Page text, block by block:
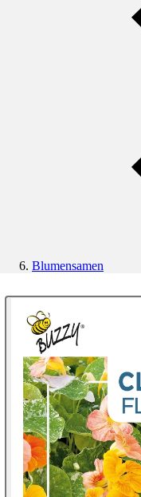
Blumensamen